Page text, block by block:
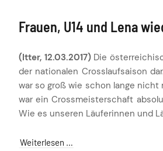
Frauen, U14 und Lena
(Itter, 12.03.2017)Die
der nationalen Crosslaufsaison
war so groß wie schon lange
war ein Crossmeisterschaft
Wie es unseren Läuferinnen und
Weiterlesen …